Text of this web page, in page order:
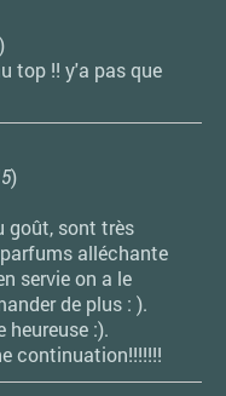
)
top !! y'a pas que
)
goût, sont très
alléchante
servie on a le
de plus : ).
:).
continuation!!!!!!!